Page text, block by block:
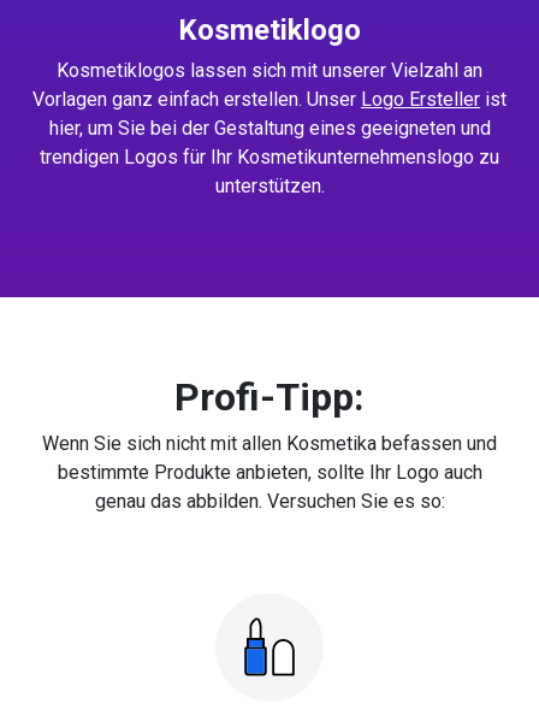
Kosmetiklogo
Kosmetiklogos lassen sich mit unserer Vielzahl an
Vorlagen ganz einfach erstellen. Unser Logo Ersteller ist
hier, um Sie bei der Gestaltung eines geeigneten und
trendigen Logos für Ihr Kosmetikunternehmenslogo zu
unterstützen.
Profi-Tipp:
Wenn Sie sich nicht mit allen Kosmetika befassen und
bestimmte Produkte anbieten, sollte Ihr Logo auch
genau das abbilden. Versuchen Sie es so: